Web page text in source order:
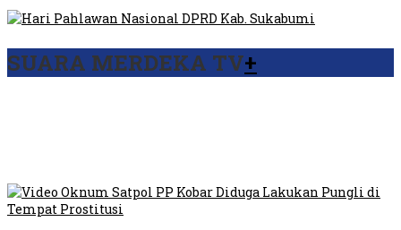
SUARA MERDEKA TV+